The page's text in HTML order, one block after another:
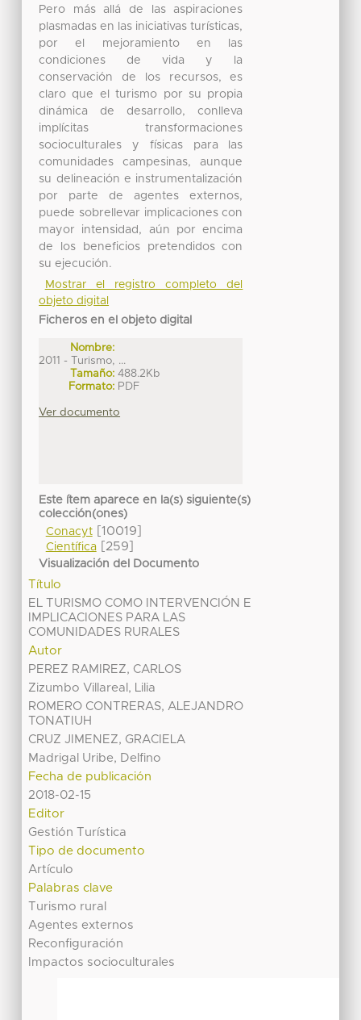
Pero más allá de las aspiraciones
plasmadas en las iniciativas turísticas,
por el mejoramiento en las
condiciones de vida y la
conservación de los recursos, es
claro que el turismo por su propia
dinámica de desarrollo, conlleva
implícitas transformaciones
socioculturales y físicas para las
comunidades campesinas, aunque
su delineación e instrumentalización
por parte de agentes externos,
puede sobrellevar implicaciones con
mayor intensidad, aún por encima
de los beneficios pretendidos con
su ejecución.
Mostrar el registro completo del
objeto digital
Ficheros en el objeto digital
Nombre:
2011 - Turismo, ...
Tamaño: 488.2Kb
Formato: PDF
Ver documento
Este ítem aparece en la(s) siguiente(s)
colección(ones)
Conacyt[10019]
Científica[259]
Visualización del Documento
Título
EL TURISMO COMO INTERVENCIÓN E
IMPLICACIONES PARA LAS
COMUNIDADES RURALES
Autor
PEREZ RAMIREZ, CARLOS
Zizumbo Villareal, Lilia
ROMERO CONTRERAS, ALEJANDRO
TONATIUH
CRUZ JIMENEZ, GRACIELA
Madrigal Uribe, Delfino
Fecha de publicación
2018-02-15
Editor
Gestión Turística
Tipo de documento
Artículo
Palabras clave
Turismo rural
Agentes externos
Reconfiguración
Impactos socioculturales